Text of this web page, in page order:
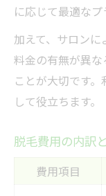
に応じて最適なプ
加えて、サロン
料金の有無が異
ことが大切です
して役立ちます。
脱毛費用の内訳
費用項目